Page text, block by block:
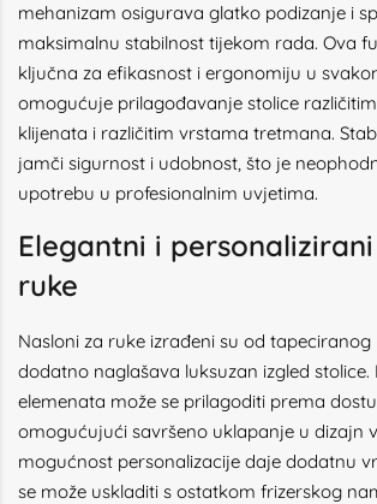
mehanizam osigurava glatko podizanje i
maksimalnu stabilnost tijekom rada. Ova
ključna za efikasnost i ergonomiju u
omogućuje prilagođavanje stolice
klijenata i različitim vrstama tretmana.
jamči sigurnost i udobnost, što je
upotrebu u profesionalnim uvjetima.
Elegantni i
ruke
Nasloni za ruke izrađeni su od tapeciranog
dodatno naglašava luksuzan izgled stolice.
elemenata može se prilagoditi prema
omogućujući savršeno uklapanje u dizajn
mogućnost personalizacije daje dodatnu
se može uskladiti s ostatkom frizerskog